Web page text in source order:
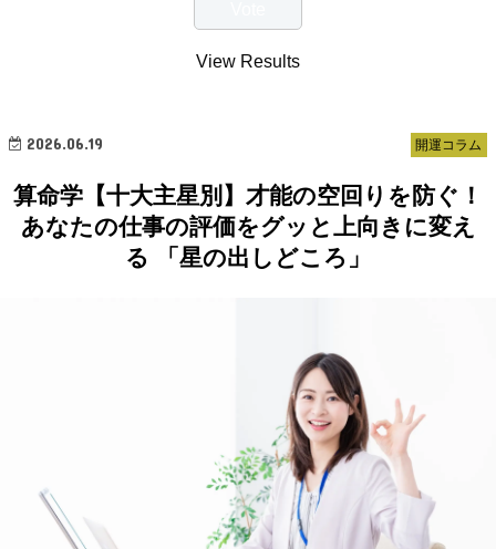
View Results
開運コラム
2026.06.19
算命学【十大主星別】才能の空回りを防ぐ！
あなたの仕事の評価をグッと上向きに変え
る 「星の出しどころ」